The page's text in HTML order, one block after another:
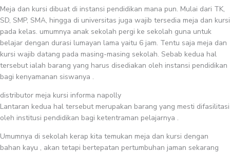
Meja dan kursi dibuat di instansi pendidikan mana pun. Mulai dari TK,
SD, SMP, SMA, hingga di universitas juga wajib tersedia meja dan kursi
pada kelas. umumnya anak sekolah pergi ke sekolah guna untuk
belajar dengan durasi lumayan lama yaitu 6 jam. Tentu saja meja dan
kursi wajib datang pada masing-masing sekolah. Sebab kedua hal
tersebut ialah barang yang harus disediakan oleh instansi pendidikan
bagi kenyamanan siswanya .
distributor meja kursi informa napolly
Lantaran kedua hal tersebut merupakan barang yang mesti difasilitasi
oleh institusi pendidikan bagi ketentraman pelajarnya .
Umumnya di sekolah kerap kita temukan meja dan kursi dengan
bahan kayu , akan tetapi bertepatan pertumbuhan jaman sekarang